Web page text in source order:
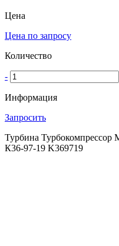
Цена
Цена по запросу
Количество
-
Информация
Запросить
Турбина
К36-97-19 K369719